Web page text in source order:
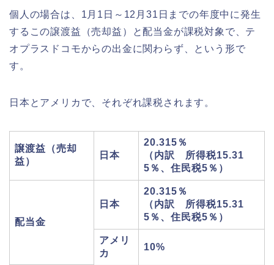
個人の場合は、1月1日～12月31日までの年度中に発生
するこの譲渡益（売却益）と配当金が課税対象で、テ
オプラスドコモからの出金に関わらず、という形で
す。
日本とアメリカで、それぞれ課税されます。
譲渡益（売却
益）
日本
20.315％
（内訳 所得税15.31
5％、住民税5％）
配当金
日本
20.315％
（内訳 所得税15.31
5％、住民税5％）
アメリ
カ
10%